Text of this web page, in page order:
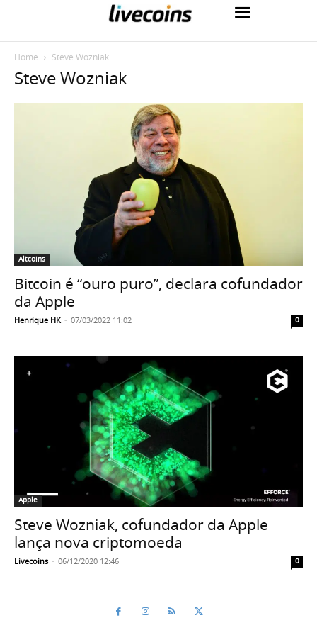
Home Steve Wozniak
Steve Wozniak
Altcoins
Bitcoin é “ouro puro”, declara cofundador
da Apple
Henrique HK - 07/03/2022 11:02 0
Apple
Steve Wozniak, cofundador da Apple
lança nova criptomoeda
Livecoins - 06/12/2020 12:46 0